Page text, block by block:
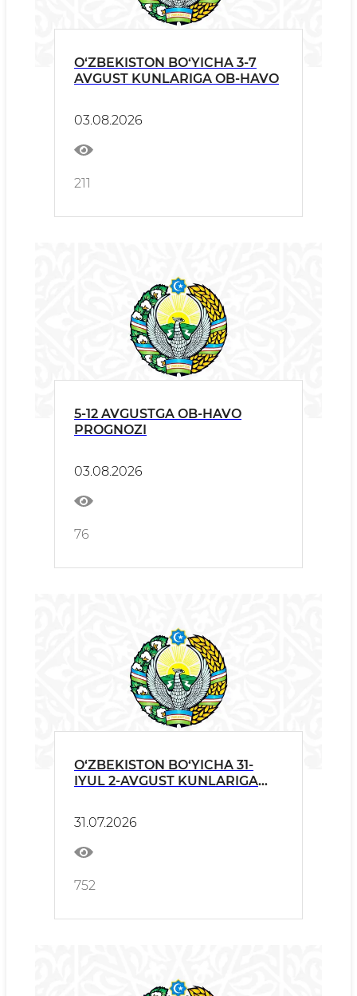
O‘ZBEKISTON BO‘YICHA 3-7
AVGUST KUNLARIGA OB-HAVO
03.08.2026
211
5-12 AVGUSTGA OB-HAVO
PROGNOZI
03.08.2026
76
O‘ZBEKISTON BO‘YICHA 31-
IYUL 2-AVGUST KUNLARIGA
31.07.2026
752